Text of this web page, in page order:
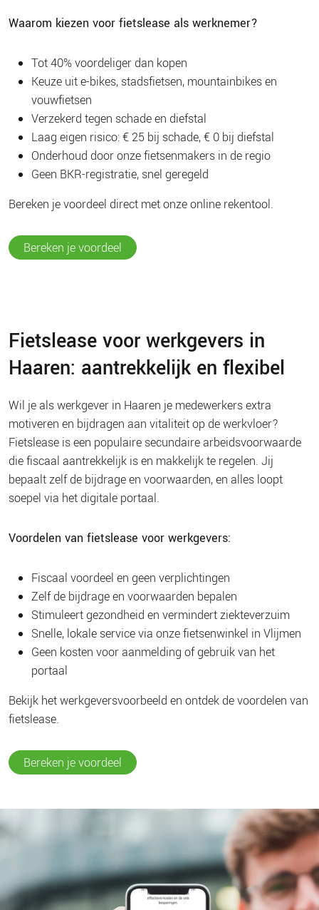
Waarom kiezen voor fietslease als werknemer?
Tot 40% voordeliger dan kopen
Keuze uit e-bikes, stadsfietsen, mountainbikes en
vouwfietsen
Verzekerd tegen schade en diefstal
Laag eigen risico: € 25 bij schade, € 0 bij diefstal
Onderhoud door onze fietsenmakers in de regio
Geen BKR-registratie, snel geregeld
Bereken je voordeel direct met onze online rekentool.
Bereken je voordeel
Fietslease voor werkgevers in
Haaren: aantrekkelijk en flexibel
Wil je als werkgever in Haaren je medewerkers extra
motiveren en bijdragen aan vitaliteit op de werkvloer?
Fietslease is een populaire secundaire arbeidsvoorwaarde
die fiscaal aantrekkelijk is en makkelijk te regelen. Jij
bepaalt zelf de bijdrage en voorwaarden, en alles loopt
soepel via het digitale portaal.
Voordelen van fietslease voor werkgevers:
Fiscaal voordeel en geen verplichtingen
Zelf de bijdrage en voorwaarden bepalen
Stimuleert gezondheid en vermindert ziekteverzuim
Snelle, lokale service via onze fietsenwinkel in Vlijmen
Geen kosten voor aanmelding of gebruik van het
portaal
Bekijk het werkgeversvoorbeeld en ontdek de voordelen van
fietslease.
Bereken je voordeel